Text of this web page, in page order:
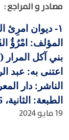
مصادر و المراجع :
١-
ديوان امرِئ
المؤلف: امْرُؤُ
بني آكل المرار
اعتنى به: عبد
الناشر: دار
الطبعة: الثانية، 1425 هـ - 2004 م
19 مايو 2024